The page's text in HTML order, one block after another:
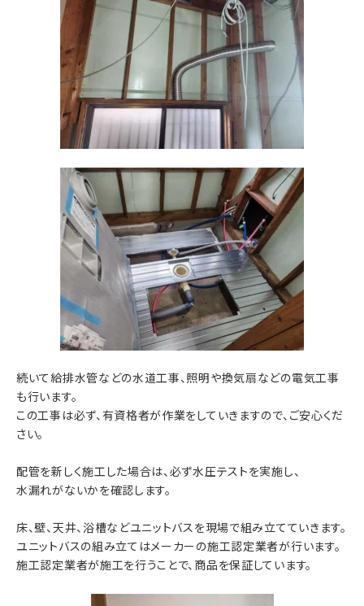
続いて給排水管などの水道工事、照明や換気扇などの電気工事
も行います。
この工事は必ず、有資格者が作業をしていきますので、ご安心くだ
さい。
配管を新しく施工した場合は、必ず水圧テストを実施し、
水漏れがないかを確認します。
床、壁、天井、浴槽などユニットバスを現場で組み立てていきます。
ユニットバスの組み立てはメーカーの施工認定業者が行います。
施工認定業者が施工を行うことで、商品を保証しています。